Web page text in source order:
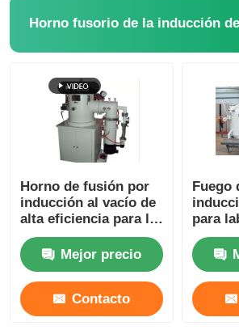
Horno de fusión por
inducción al vacío de
alta eficiencia para la
fusión de
cobre/aluminio
Mejor precio
Contacto
Fuego
para